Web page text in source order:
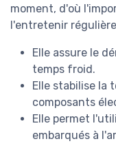
moment, d'où
l'entretenir
Elle assure le
temps froid.
Elle stabilise la
composants
Elle permet
embarqués à